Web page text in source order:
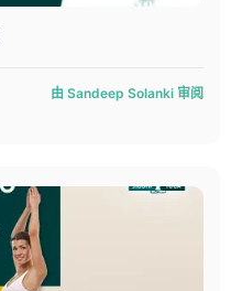
由 Sandeep Solanki 审阅